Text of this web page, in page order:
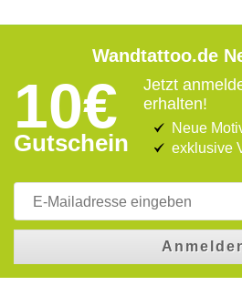
Wandtattoo.de
10€
Gutschein
Jetzt
erhalten!
Neue
exklusive